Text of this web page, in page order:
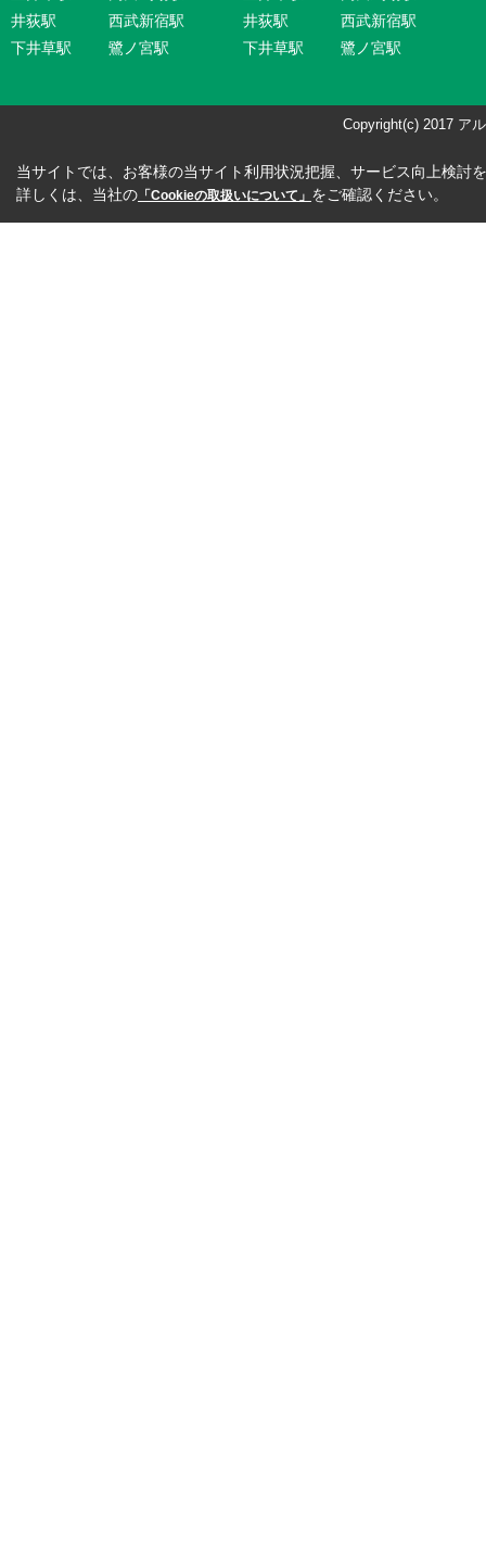
井荻駅
下井草駅
西武新宿駅
鷺ノ宮駅
井荻駅
下井草駅
西武新宿駅
鷺ノ宮駅
Copyright(c) 2017 ア
当サイトでは、お客様の当サイト利用状況把握、サービス向上検討
詳しくは、当社の 「Cookieの取扱いについて」 をご確認ください。